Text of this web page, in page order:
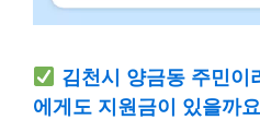
김천시 양금동 주민이
에게도 지원금이 있을까